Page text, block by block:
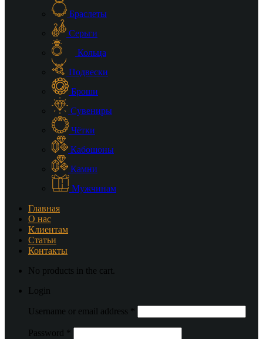
Браслеты
Серьги
Кольца
Подвески
Броши
Сувениры
Чётки
Кабошоны
Камни
Мужчинам
Главная
О нас
Клиентам
Статьи
Контакты
No products in the cart.
Login
Username or email address
Password